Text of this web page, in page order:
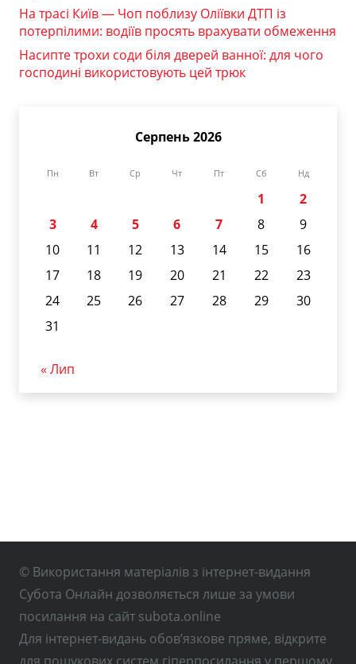
На трасі Київ — Чоп поблизу Оліївки ДТП із
потерпілими: водіїв просять врахувати обмеження
Насипте трохи соди біля дверей ванної: для чого
господині використовують цей трюк
Серпень 2026
Пн Вт Ср Чт Пт Сб Нд
1
2
3
4 5 6 7 8
9
10
11 12 13 14 15
16
17
18 19 20 21 22
23
24
25 26 27 28 29
30
31
« Лип
© Використання матеріалів з інтернет-видання
Субота Онлайн дозволяється лише за умови
посилання на сайт subota.online
Для інтернет-видань обов’язкове пряме, відкрите